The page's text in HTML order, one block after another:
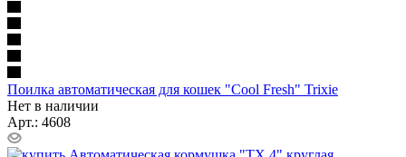
Поилка автоматическая для кошек "Cool Fresh" Trixie
Нет в наличии
Арт.: 4608